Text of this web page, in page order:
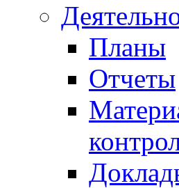
Планы
Отчеты